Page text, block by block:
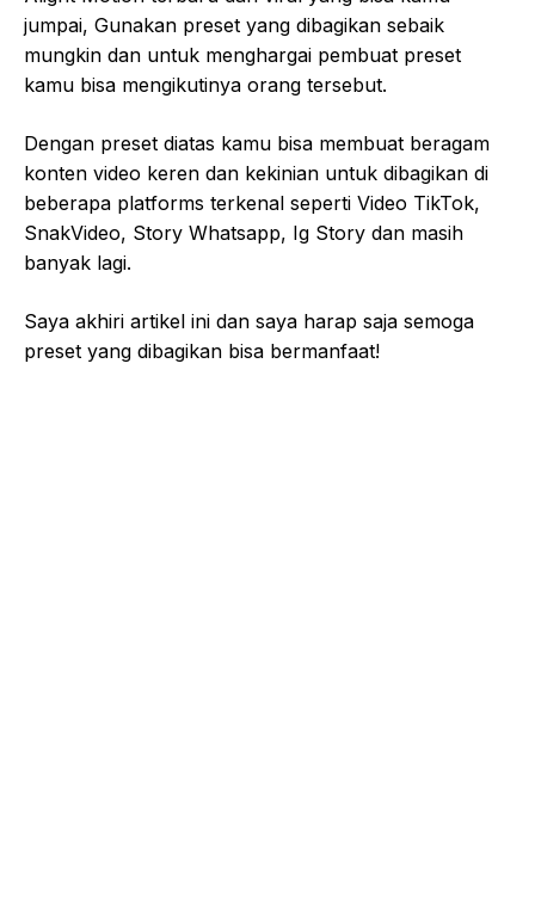
jumpai, Gunakan preset yang dibagikan sebaik
mungkin dan untuk menghargai pembuat preset
kamu bisa mengikutinya orang tersebut.
Dengan preset diatas kamu bisa membuat beragam
konten video keren dan kekinian untuk dibagikan di
beberapa platforms terkenal seperti Video TikTok,
SnakVideo, Story Whatsapp, Ig Story dan masih
banyak lagi.
Saya akhiri artikel ini dan saya harap saja semoga
preset yang dibagikan bisa bermanfaat!